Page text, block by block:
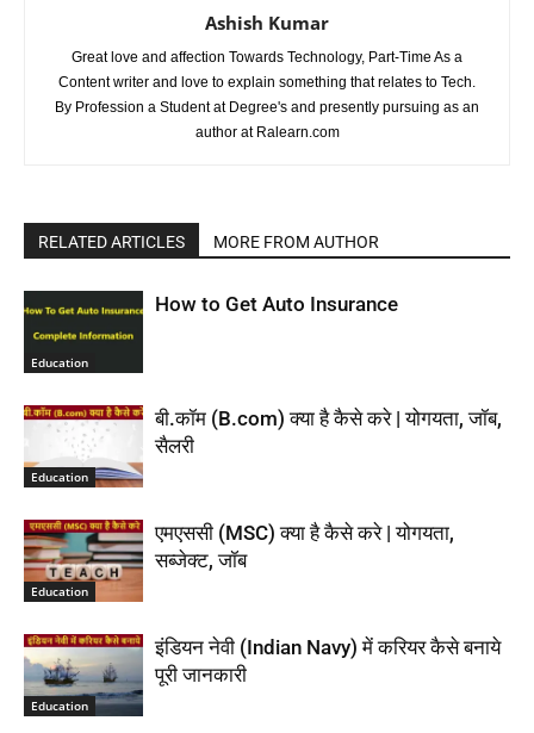
Ashish Kumar
Great love and affection Towards Technology, Part-Time As a
Content writer and love to explain something that relates to Tech.
By Profession a Student at Degree's and presently pursuing as an
author at Ralearn.com
RELATED ARTICLES MORE FROM AUTHOR
Education
How to Get Auto Insurance
Education
बी.कॉम (B.com) क्या है कैसे करे | योगयता, जॉब,
सैलरी
Education
एमएससी (MSC) क्या है कैसे करे | योगयता,
सब्जेक्ट, जॉब
Education
इंडियन नेवी (Indian Navy) में करियर कैसे बनाये
पूरी जानकारी